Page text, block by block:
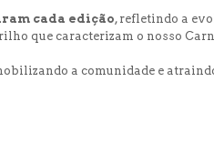
cada edição, refletindo a
que caracterizam o nosso
a comunidade e